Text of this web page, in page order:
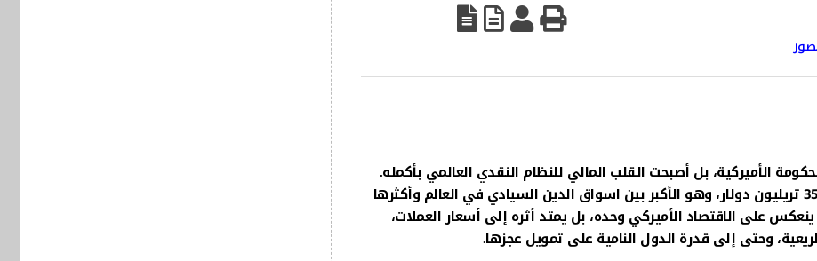
الأميركية، بل أصبحت القلب المالي للنظام النقدي العالمي بأكمله.
فحجم سوق السندات الأميركية تجاوز في عام 2026 نحو 35 تريليون دولار، وهو الأكبر بين اسواق الدين السيادي في العالم وأكثرها
على الاقتصاد الأميركي وحده، بل يمتد أثره إلى أسعار العملات،
وحتى إلى قدرة الدول النامية على تمويل عجزها.